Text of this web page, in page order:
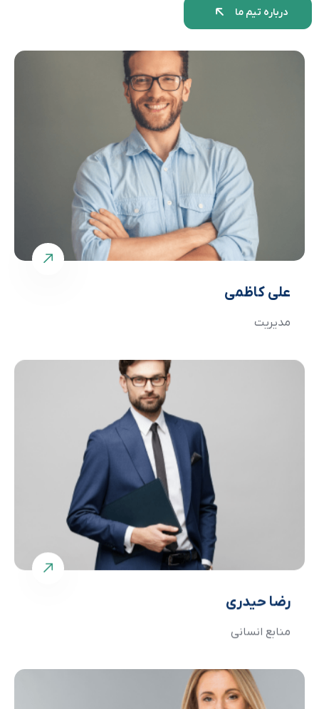
درباره تیم ما
علی کاظمی
مدیریت
رضا حیدری
منابع انسانی